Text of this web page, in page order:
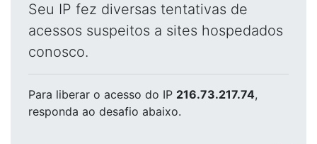
Seu IP fez diversas tentativas de
acessos suspeitos a sites hospedados
conosco.
Para liberar o acesso do IP 216.73.217.74,
responda ao desafio abaixo.